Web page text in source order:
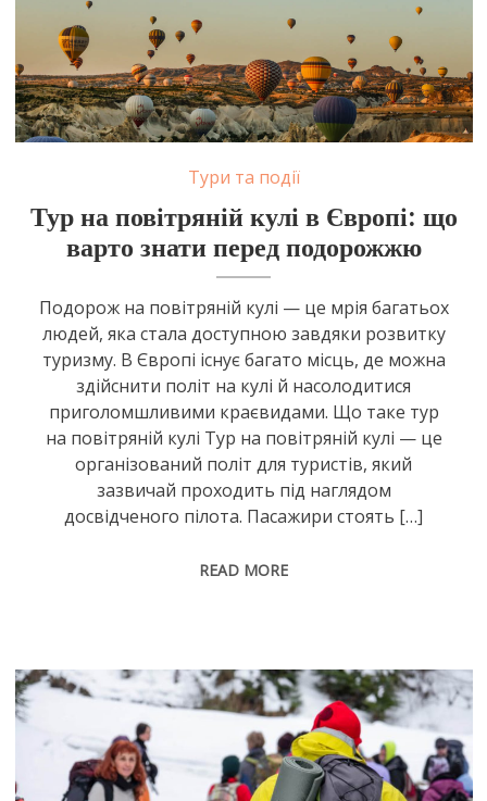
Тури та події
Тур на повітряній кулі в Європі: що
варто знати перед подорожжю
Подорож на повітряній кулі — це мрія багатьох
людей, яка стала доступною завдяки розвитку
туризму. В Європі існує багато місць, де можна
здійснити політ на кулі й насолодитися
приголомшливими краєвидами. Що таке тур
на повітряній кулі Тур на повітряній кулі — це
організований політ для туристів, який
зазвичай проходить під наглядом
досвідченого пілота. Пасажири стоять […]
READ MORE